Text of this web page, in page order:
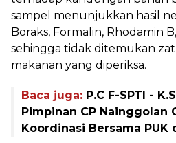
sampel menunjukkan hasil
Boraks, Formalin, Rhodamin
sehingga tidak ditemukan
makanan yang diperiksa.
Baca juga: P.C F-SPTI -
Pimpinan CP Nainggolan
Koordinasi Bersama PUK